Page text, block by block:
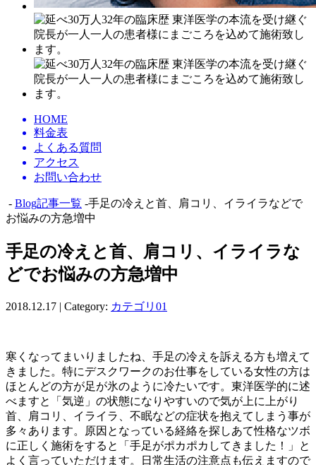
HOME
料金表
よくある質問
アクセス
お問い合わせ
- Blog記事一覧 -手足の冷えと首、肩コリ、イライラなどで
お悩みの方急増中
手足の冷えと首、肩コリ、イライラな
どでお悩みの方急増中
2018.12.17 | Category: カテゴリ01
寒くなってまいりましたね、手足の冷えを訴える方も増えて
きました。特にデスクワークのお仕事をしている女性の方は
ほとんどの方が足が氷のように冷たいです。東洋医学的に述
べますと「気逆」の状態になりやすいので気が上に上がり
首、肩コリ、イライラ、不眠などの症状を抱えてしまう事が
多々あります。原因となっている経絡を探しあて性格なツボ
に正しく施術をすると「手足がポカポカしてきました！」と
よく言っていただけます。日常生活の注意点も伝えますので